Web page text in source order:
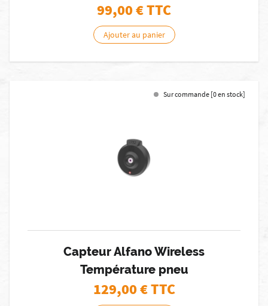
99,00€ TTC
Ajouter au panier
Sur commande [0 en stock]
Capteur Alfano Wireless
Température pneu
129,00€ TTC